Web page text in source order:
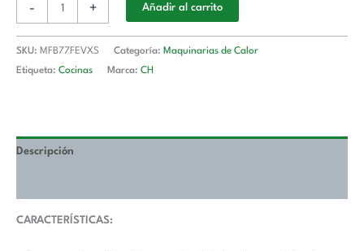
- + Añadir al carrito
SKU: MFB77FEVXS Categoría: Maquinarias de Calor
Etiqueta: Cocinas Marca: CH
Descripción
CARACTERÍSTICAS: